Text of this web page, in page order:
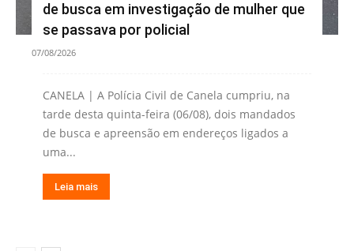
de busca em investigação de mulher que
se passava por policial
07/08/2026
CANELA | A Polícia Civil de Canela cumpriu, na
tarde desta quinta-feira (06/08), dois mandados
de busca e apreensão em endereços ligados a
uma...
Leia mais